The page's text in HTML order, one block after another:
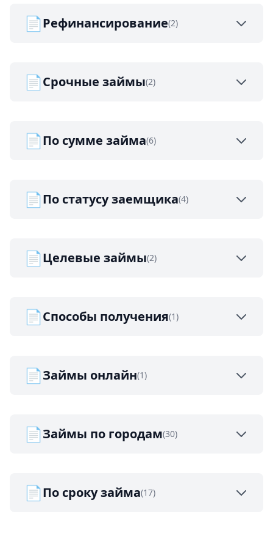
📄Рефинансирование(2)
📄Срочные займы(2)
📄По сумме займа(6)
📄По статусу заемщика(4)
📄Целевые займы(2)
📄Способы получения(1)
📄Займы онлайн(1)
📄Займы по городам(30)
📄По сроку займа(17)